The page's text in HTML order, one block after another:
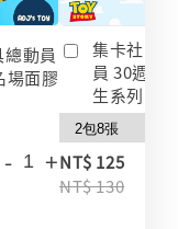
總動員
場面膠
- +
集卡社 玩
員 30週年
生系列 收
NT$ 125
NT$ 130